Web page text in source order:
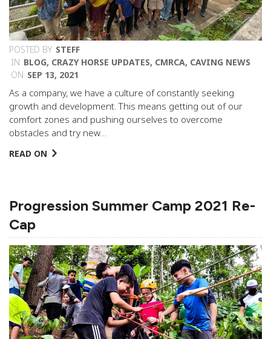
POSTED BY STEFF
IN BLOG, CRAZY HORSE UPDATES, CMRCA, CAVING NEWS
ON SEP 13, 2021
As a company, we have a culture of constantly seeking
growth and development. This means getting out of our
comfort zones and pushing ourselves to overcome
obstacles and try new…
READ ON
Progression Summer Camp 2021 Re-
Cap